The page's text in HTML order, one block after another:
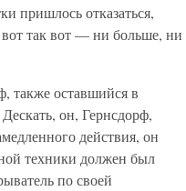
пришлось отказаться,
так вот — ни больше, ни
также оставшийся в
он, Гернсдорф,
действия, он
техники должен был
по своей